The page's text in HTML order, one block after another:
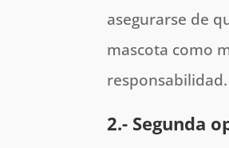
asegurarse de
mascota como
responsabilidad.
2.- Segunda